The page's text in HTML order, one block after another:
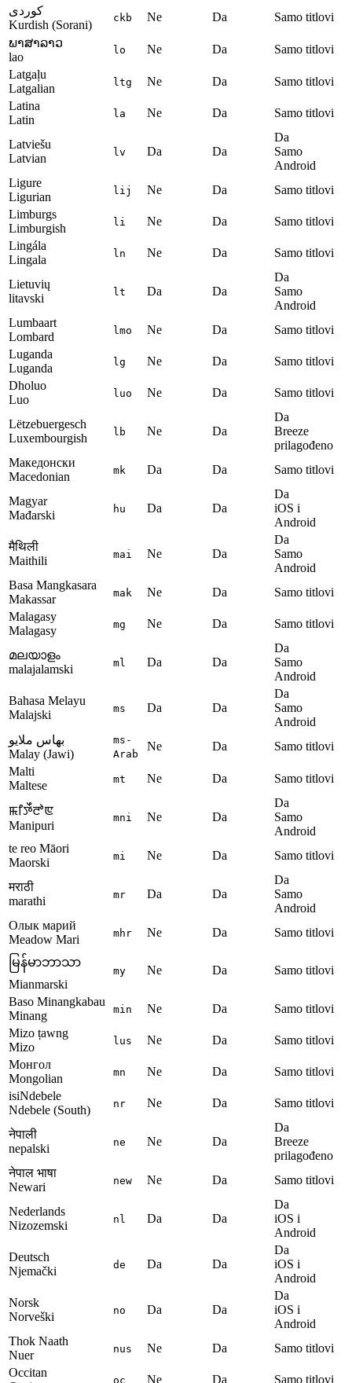
کوردی
Kurdish (Sorani)
ckb Ne Da
Samo titlovi
ພາສາລາວ
lao
lo Ne Da
Samo titlovi
Latgaļu
Latgalian
ltg Ne Da
Samo titlovi
Latina
Latin
la Ne Da Samo titlovi
Latviešu
Latvian
lv Da Da
Da
Samo
Android
Ligure
Ligurian
lij Ne Da
Samo titlovi
Limburgs
Limburgish
li Ne Da
Samo titlovi
Lingála
Lingala
ln Ne Da Samo titlovi
Lietuvių
litavski
lt Da Da
Da
Samo
Android
Lumbaart
Lombard
lmo Ne Da
Samo titlovi
Luganda
Luganda
lg Ne Da
Samo titlovi
Dholuo
Luo
luo Ne Da Samo titlovi
Lëtzebuergesch
Luxembourgish
lb Ne Da
Da
Breeze
prilagođeno
Македонски
Macedonian
mk Da Da Samo titlovi
Magyar
Mađarski
hu Da Da
Da
iOS i
Android
मैथिली
Maithili
mai Ne Da
Da
Samo
Android
Basa Mangkasara
Makassar
mak Ne Da
Samo titlovi
Malagasy
Malagasy
mg Ne Da Samo titlovi
മലയാളം
malajalamski
ml Da Da
Da
Samo
Android
Bahasa Melayu
Malajski
ms Da Da
Da
Samo
Android
بهاس ملايو
Malay (Jawi)
ms-
Arab
Ne Da
Samo titlovi
Malti
Maltese
mt Ne Da Samo titlovi
ꯃꯤꯇꯩꯂꯣꯟ
Manipuri
mni Ne Da
Da
Samo
Android
te reo Māori
Maorski
mi Ne Da Samo titlovi
मराठी
marathi
mr Da Da
Da
Samo
Android
Олык марий
Meadow Mari
mhr Ne Da Samo titlovi
မြန်မာဘာသာ
Mianmarski
my Ne Da Samo titlovi
Baso Minangkabau
Minang
min Ne Da
Samo titlovi
Mizo ṭawng
Mizo
lus Ne Da
Samo titlovi
Монгол
Mongolian
mn Ne Da
Samo titlovi
isiNdebele
Ndebele (South)
nr Ne Da Samo titlovi
नेपाली
nepalski
ne Ne Da
Da
Breeze
prilagođeno
नेपाल भाषा
Newari
new Ne Da Samo titlovi
Nederlands
Nizozemski
nl Da Da
Da
iOS i
Android
Deutsch
Njemački
de Da Da
Da
iOS i
Android
Norsk
Norveški
no Da Da
Da
iOS i
Android
Thok Naath
Nuer
nus Ne Da
Samo titlovi
Occitan
oc Ne Da Samo titlovi